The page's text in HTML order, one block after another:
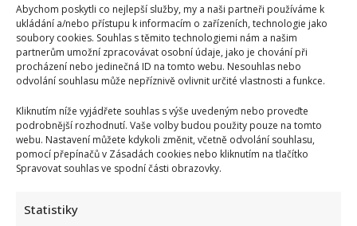
Abychom poskytli co nejlepší služby, my a naši partneři používáme k
ukládání a/nebo přístupu k informacím o zařízeních, technologie jako
soubory cookies. Souhlas s těmito technologiemi nám a našim
partnerům umožní zpracovávat osobní údaje, jako je chování při
procházení nebo jedinečná ID na tomto webu. Nesouhlas nebo
odvolání souhlasu může nepříznivě ovlivnit určité vlastnosti a funkce.
Kliknutím níže vyjádřete souhlas s výše uvedeným nebo proveďte
podrobnější rozhodnutí. Vaše volby budou použity pouze na tomto
webu. Nastavení můžete kdykoli změnit, včetně odvolání souhlasu,
pomocí přepínačů v Zásadách cookies nebo kliknutím na tlačítko
Spravovat souhlas ve spodní části obrazovky.
Statistiky